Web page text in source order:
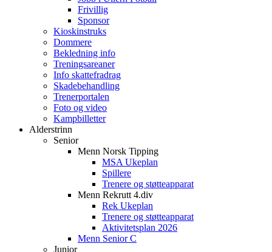
Frivillig
Sponsor
Kioskinstruks
Dommere
Bekledning info
Treningsareaner
Info skattefradrag
Skadebehandling
Trenerportalen
Foto og video
Kampbilletter
Alderstrinn
Senior
Menn Norsk Tipping
MSA Ukeplan
Spillere
Trenere og støtteapparat
Menn Rekrutt 4.div
Rek Ukeplan
Trenere og støtteapparat
Aktivitetsplan 2026
Menn Senior C
Junior